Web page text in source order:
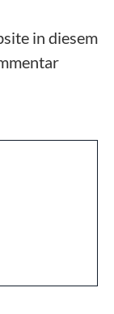
in diesem